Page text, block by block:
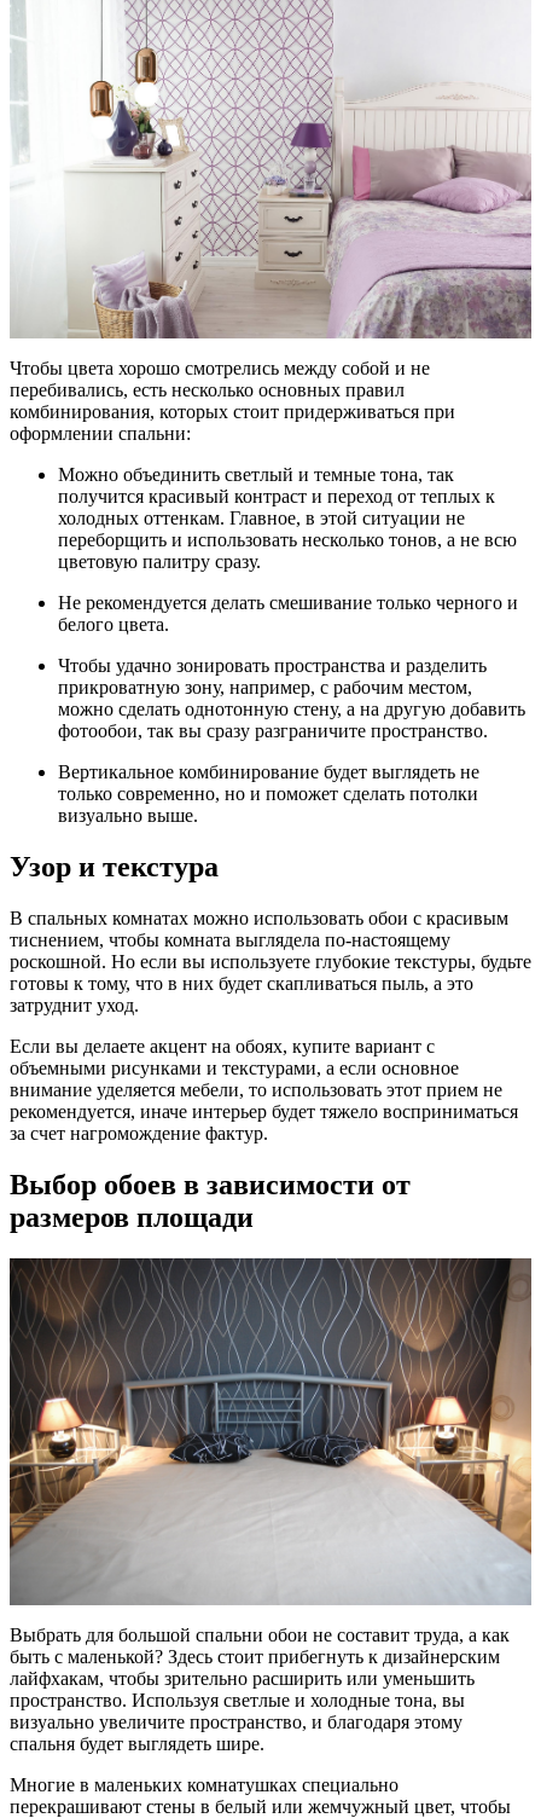
Чтобы цвета хорошо смотрелись между собой и не
перебивались, есть несколько основных правил
комбинирования, которых стоит придерживаться при
оформлении спальни:
Можно объединить светлый и темные тона, так
получится красивый контраст и переход от теплых к
холодных оттенкам. Главное, в этой ситуации не
переборщить и использовать несколько тонов, а не всю
цветовую палитру сразу.
Не рекомендуется делать смешивание только черного и
белого цвета.
Чтобы удачно зонировать пространства и разделить
прикроватную зону, например, с рабочим местом,
можно сделать однотонную стену, а на другую добавить
фотообои, так вы сразу разграничите пространство.
Вертикальное комбинирование будет выглядеть не
только современно, но и поможет сделать потолки
визуально выше.
Узор и текстура
В спальных комнатах можно использовать обои с красивым
тиснением, чтобы комната выглядела по-настоящему
роскошной. Но если вы используете глубокие текстуры, будьте
готовы к тому, что в них будет скапливаться пыль, а это
затруднит уход.
Если вы делаете акцент на обоях, купите вариант с
объемными рисунками и текстурами, а если основное
внимание уделяется мебели, то использовать этот прием не
рекомендуется, иначе интерьер будет тяжело восприниматься
за счет нагромождение фактур.
Выбор обоев в зависимости от
размеров площади
Выбрать для большой спальни обои не составит труда, а как
быть с маленькой? Здесь стоит прибегнуть к дизайнерским
лайфхакам, чтобы зрительно расширить или уменьшить
пространство. Используя светлые и холодные тона, вы
визуально увеличите пространство, и благодаря этому
спальня будет выглядеть шире.
Многие в маленьких комнатушках специально
перекрашивают стены в белый или жемчужный цвет, чтобы